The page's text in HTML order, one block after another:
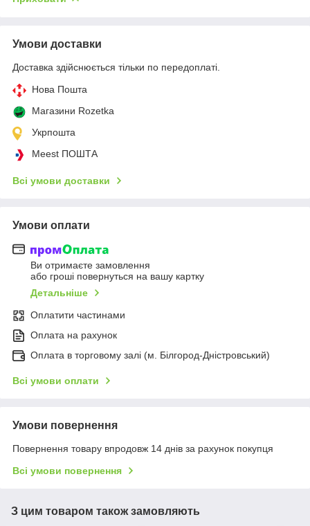
Умови доставки
Доставка здійснюється тільки по передоплаті.
Нова Пошта
Магазини Rozetka
Укрпошта
Meest ПОШТА
Всі умови доставки
Умови оплати
Ви отримаєте замовлення
або гроші повернуться на вашу картку
Детальніше
Оплатити частинами
Оплата на рахунок
Оплата в торговому залі (м. Білгород-Дністровський)
Всі умови оплати
Умови повернення
Повернення товару впродовж 14 днів за рахунок покупця
Всі умови повернення
З цим товаром також замовляють